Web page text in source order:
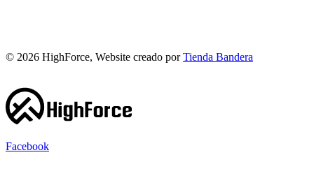
© 2026 HighForce, Website creado por Tienda Bandera
Facebook